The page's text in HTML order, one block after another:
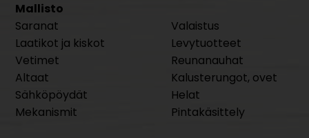
Mallisto
Saranat
Laatikot ja kiskot
Vetimet
Altaat
Sähköpöydät
Mekanismit
Valaistus
Levytuotteet
Reunanauhat
Kalusterungot, ovet
Helat
Pintakäsittely